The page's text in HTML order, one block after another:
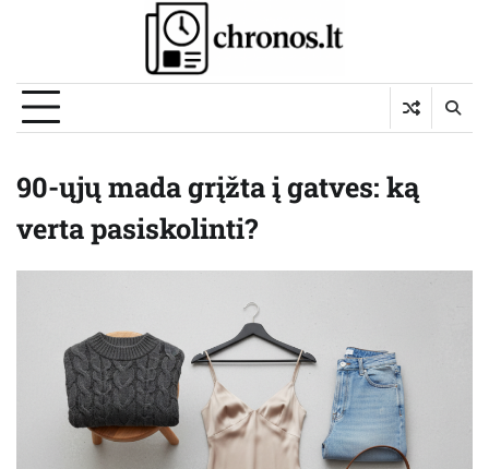
90-ųjų mada grįžta į gatves: ką
verta pasiskolinti?